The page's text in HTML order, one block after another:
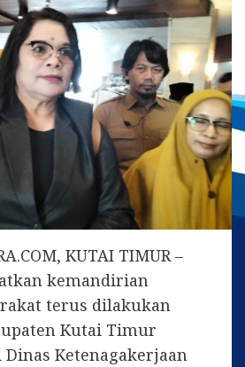
KUTAI TIMUR –
kemandirian
terus dilakukan
Kutai Timur
Ketenagakerjaan